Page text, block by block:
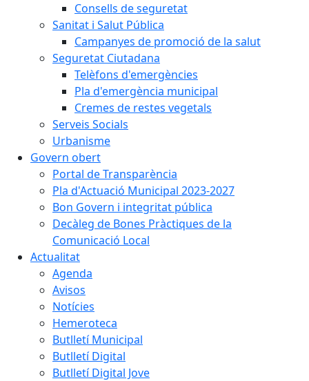
Consells de seguretat
Sanitat i Salut Pública
Campanyes de promoció de la salut
Seguretat Ciutadana
Telèfons d'emergències
Pla d'emergència municipal
Cremes de restes vegetals
Serveis Socials
Urbanisme
Govern obert
Portal de Transparència
Pla d'Actuació Municipal 2023-2027
Bon Govern i integritat pública
Decàleg de Bones Pràctiques de la
Comunicació Local
Actualitat
Agenda
Avisos
Notícies
Hemeroteca
Butlletí Municipal
Butlletí Digital
Butlletí Digital Jove